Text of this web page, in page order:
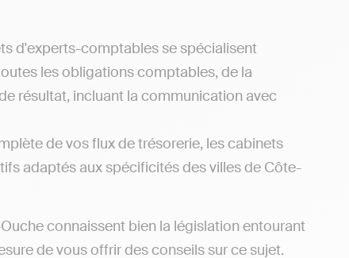
d'experts-comptables se spécialisent
les obligations comptables, de la
résultat, incluant la communication avec
de vos flux de trésorerie, les cabinets
adaptés aux spécificités des villes de Côte-
connaissent bien la législation entourant
de vous offrir des conseils sur ce sujet.